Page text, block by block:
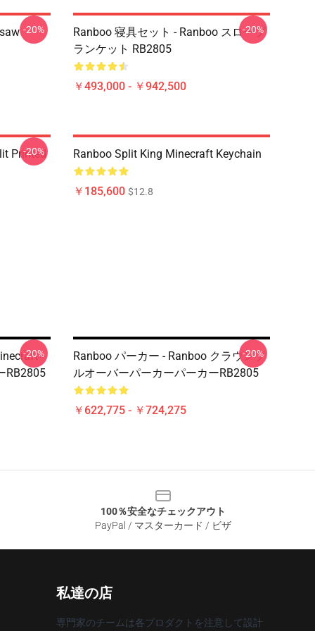
-20%
Ranboo 寝具セット - Ranboo スローブ
ランケット RB2805
￥493,000 - ￥942,500
-20%
Printed
-20% Ranboo Split King Minecraft Keychain
￥185,600 $12.8
-
RB2805
-20%
Ranboo パーカー - Ranboo クラウンプ
ルオーバーパーカーパーカーRB2805
￥622,775 - ￥724,275
-20%
100％安全なチェックアウト
PayPal / マスターカード / ビザ
私達の店
専門家のチームは各プロダクトを注意して設計